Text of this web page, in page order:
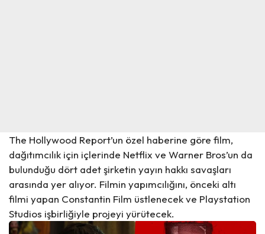
The Hollywood Report’un özel haberine göre film,
dağıtımcılık için içlerinde Netflix ve Warner Bros’un da
bulunduğu dört adet şirketin yayın hakkı savaşları
arasında yer alıyor. Filmin yapımcılığını, önceki altı
filmi yapan Constantin Film üstlenecek ve Playstation
Studios işbirliğiyle projeyi yürütecek.